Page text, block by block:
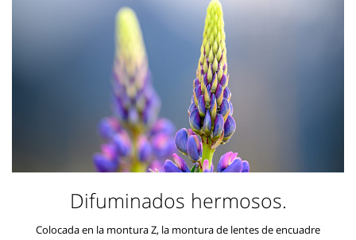
Difuminados hermosos.
Colocada en la montura Z, la montura de lentes de encuadre